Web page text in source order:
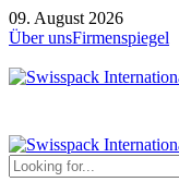
09. August 2026
Über unsFirmenspiegel